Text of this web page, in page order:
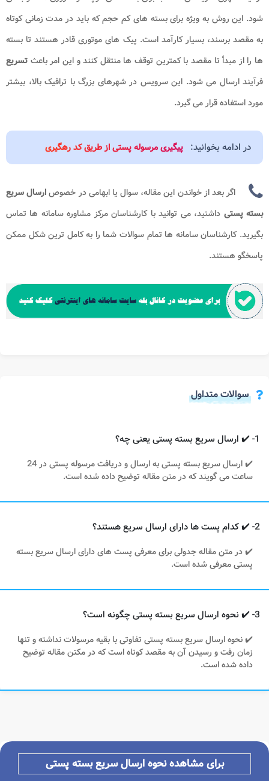
شود. این روش به ویژه برای بسته های کم حجم که باید در مدت زمانی کوتاه
به مقصد برسند، بسیار کارآمد است. پیک های موتوری قادر هستند تا بسته
ها را از مبدأ تا مقصد با کمترین توقف ها منتقل کنند و این امر باعث تسریع
فرآیند ارسال می شود. این سرویس در شهرهای بزرگ با ترافیک بالا، بیشتر
مورد استفاده قرار می گیرد.
در ادامه بخوانید: پیگیری مرسوله پستی از طریق کد رهگیری
اگر بعد از خواندن این مقاله، سوال یا ابهامی در خصوصارسال سریع
بسته پستی داشتید، می توانید با کارشناسان مرکز مشاوره سامانه ها تماس
بگیرید. کارشناسان سامانه ها تمام سوالات شما را به کامل ترین شکل ممکن
پاسخگو هستند.
سوالات متداول
1- ✔️ ارسال سریع بسته پستی یعنی چه؟
✔️ ارسال سریع بسته پستی به ارسال و دریافت مرسوله پستی در 24
ساعت می گویند که در متن مقاله توضیح داده شده است.
2- ✔️ کدام پست ها دارای ارسال سریع هستند؟
✔️ در متن مقاله جدولی برای معرفی پست های دارای ارسال سریع بسته
پستی معرفی شده است.
3- ✔️ نحوه ارسال سریع بسته پستی چگونه است؟
✔️ نحوه ارسال سریع بسته پستی تفاوتی با بقیه مرسولات نداشته و تنها
زمان رفت و رسیدن آن به مقصد کوتاه است که در مکتن مقاله توضیح
داده شده است.
برای مشاهده نحوه ارسال سریع بسته پستی